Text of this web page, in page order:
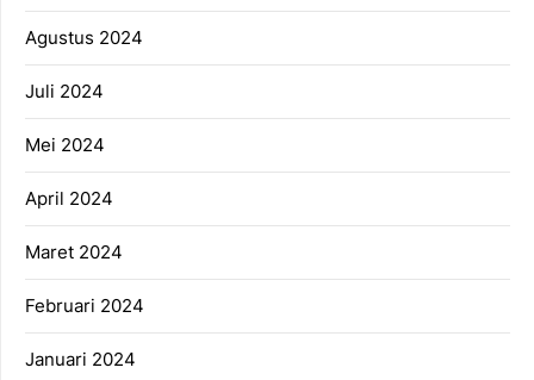
Agustus 2024
Juli 2024
Mei 2024
April 2024
Maret 2024
Februari 2024
Januari 2024